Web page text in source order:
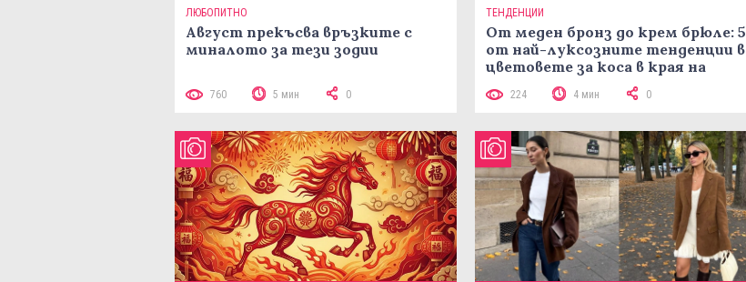
ЛЮБОПИТНО
Август прекъсва връзките с
миналото за тези зодии
760 5 мин 0
ТЕНДЕНЦИИ
От меден бронз до крем брюле: 5
от най-луксозните тенденции в
цветовете за коса в края на
224 4 мин 0